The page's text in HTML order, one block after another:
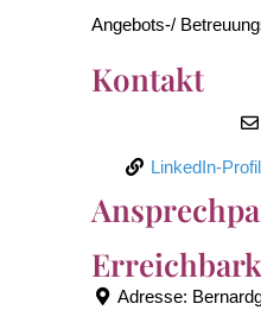
Angebots-/
Kontakt
LinkedIn-Profil
Adresse: